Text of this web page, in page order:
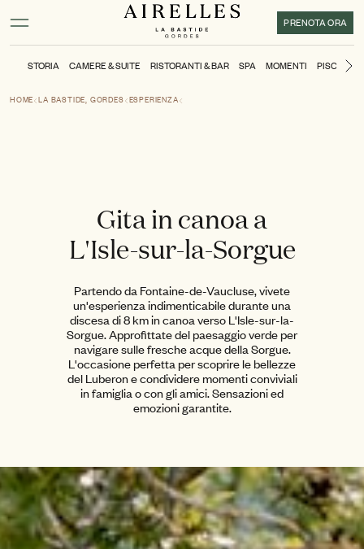
Attivare la modalità ad alto contrasto
PRENOTA ORA
STORIA CAMERE & SUITE RISTORANTI & BAR SPA MOMENTI PISCINA
HOME LA BASTIDE, GORDES ESPERIENZA
Gita in canoa a
L'Isle-sur-la-Sorgue
Partendo da Fontaine-de-Vaucluse, vivete
un'esperienza indimenticabile durante una
discesa di 8 km in canoa verso L'Isle-sur-la-
Sorgue. Approfittate del paesaggio verde per
navigare sulle fresche acque della Sorgue.
L'occasione perfetta per scoprire le bellezze
del Luberon e condividere momenti conviviali
in famiglia o con gli amici. Sensazioni ed
emozioni garantite.